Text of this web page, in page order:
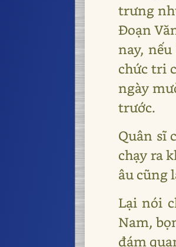
trưng
Đoạn
nay,
chức tri
ngày
trước.
Quân sĩ
chạy ra
âu cũng
Lại nói
Nam,
đám